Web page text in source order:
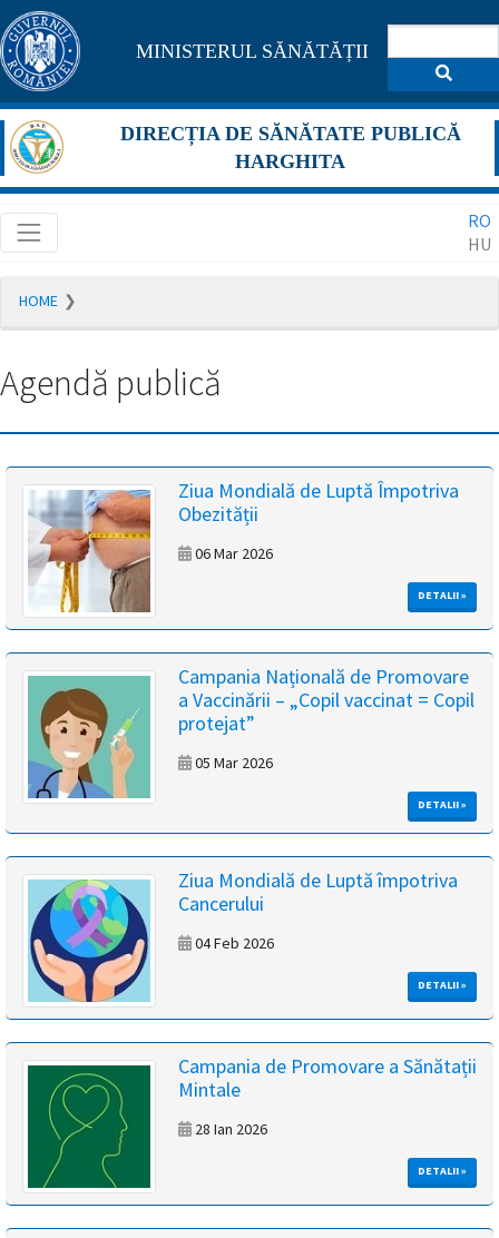
Pagina
maghiară
se
află
în
construcție
Redirecționare
română
în
secunde.
magyar
nyelvű
oldal
fejlesztés
alatt
van
román
oldalra
másodpercen
MINISTERUL SĂNĂTĂȚII
DIRECȚIA DE SĂNĂTATE PUBLICĂ
HARGHITA
RO
HU
HOME
Agendă publică
Ziua Mondială de Luptă Împotriva
Obezității
06 Mar 2026
DETALII »
Campania Națională de Promovare
a Vaccinării – „Copil vaccinat = Copil
protejat”
05 Mar 2026
DETALII »
Ziua Mondială de Luptă împotriva
Cancerului
04 Feb 2026
DETALII »
Campania de Promovare a Sănătații
Mintale
28 Ian 2026
DETALII »